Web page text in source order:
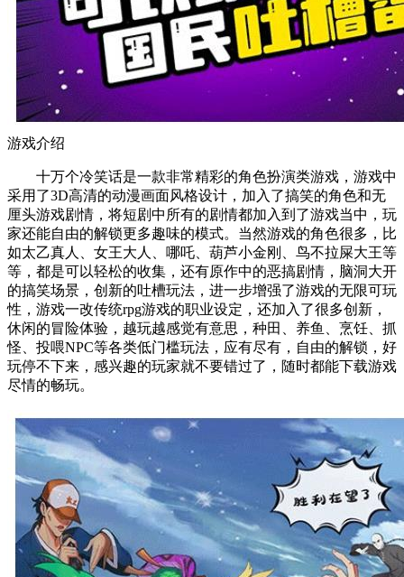
游戏介绍
十万个冷笑话是一款非常精彩的角色扮演类游戏，游戏中
采用了3D高清的动漫画面风格设计，加入了搞笑的角色和无
厘头游戏剧情，将短剧中所有的剧情都加入到了游戏当中，玩
家还能自由的解锁更多趣味的模式。当然游戏的角色很多，比
如太乙真人、女王大人、哪吒、葫芦小金刚、鸟不拉屎大王等
等，都是可以轻松的收集，还有原作中的恶搞剧情，脑洞大开
的搞笑场景，创新的吐槽玩法，进一步增强了游戏的无限可玩
性，游戏一改传统rpg游戏的职业设定，还加入了很多创新，
休闲的冒险体验，越玩越感觉有意思，种田、养鱼、烹饪、抓
怪、投喂NPC等各类低门槛玩法，应有尽有，自由的解锁，好
玩停不下来，感兴趣的玩家就不要错过了，随时都能下载游戏
尽情的畅玩。